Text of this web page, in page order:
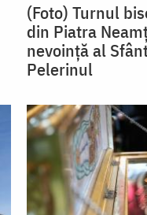
(Foto) Turnul
din Piatra
nevoință al
Pelerinul